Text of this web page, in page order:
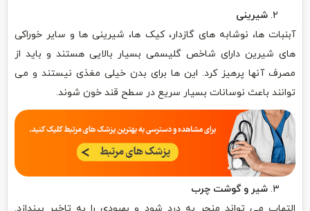
شیرینی
آبنبات ها، نوشابه های گازدار، کیک ها، شیرینی ها و سایر خوراکی
های شیرین دارای شاخص گلیسمی بسیار بالایی هستند و باید از
مصرف آنها پرهیز کرد. این ها برای بدن خیلی مغذی نیستند و می
توانند باعث نوسانات بسیار سریع در سطح قند خون شوند.
شیر و گوشت چرب